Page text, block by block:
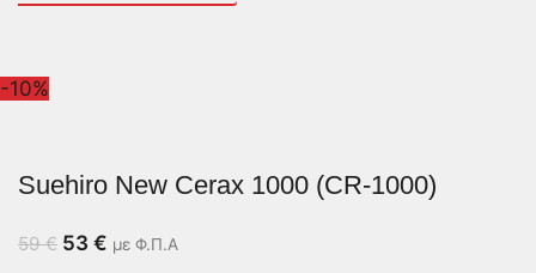
-10%
Suehiro New Cerax 1000 (CR-1000)
59€ 53 € με Φ.Π.Α